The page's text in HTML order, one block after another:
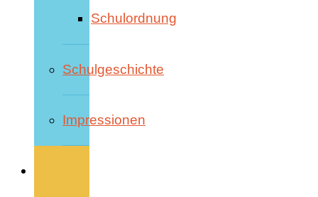
Schulordnung
Schulgeschichte
Impressionen